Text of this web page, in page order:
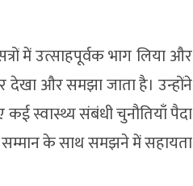
में उत्साहपूर्वक भाग लिया और
देखा और समझा जाता है। उन्होंने
स्वास्थ्य संबंधी चुनौतियाँ पैदा
के साथ समझने में सहायता